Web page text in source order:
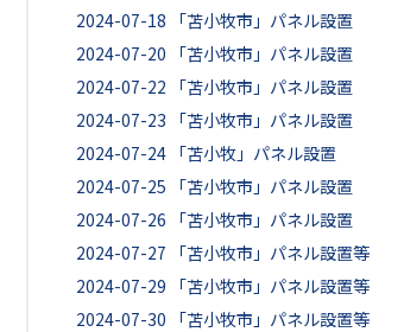
2024-07-18
「苫小牧市」パネル設置
2024-07-20
「苫小牧市」パネル設置
2024-07-22
「苫小牧市」パネル設置
2024-07-23
「苫小牧市」パネル設置
2024-07-24 「苫小牧」パネル設置
2024-07-25
「苫小牧市」パネル設置
2024-07-26
「苫小牧市」パネル設置
2024-07-27
「苫小牧市」パネル設置等
2024-07-29
「苫小牧市」パネル設置等
2024-07-30
「苫小牧市」パネル設置等